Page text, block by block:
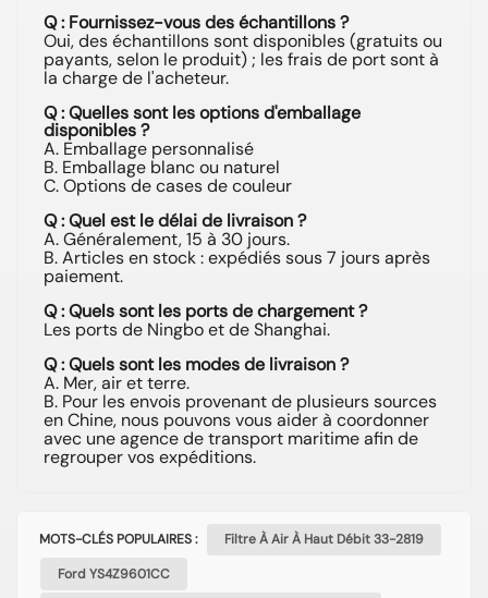
Q : Fournissez-vous des échantillons ?
Oui, des échantillons sont disponibles (gratuits ou
payants, selon le produit) ; les frais de port sont à
la charge de l'acheteur.
Q : Quelles sont les options d'emballage
disponibles ?
A. Emballage personnalisé
B. Emballage blanc ou naturel
C. Options de cases de couleur
Q : Quel est le délai de livraison ?
A. Généralement, 15 à 30 jours.
B. Articles en stock : expédiés sous 7 jours après
paiement.
Q : Quels sont les ports de chargement ?
Les ports de Ningbo et de Shanghai.
Q : Quels sont les modes de livraison ?
A. Mer, air et terre.
B. Pour les envois provenant de plusieurs sources
en Chine, nous pouvons vous aider à coordonner
avec une agence de transport maritime afin de
regrouper vos expéditions.
MOTS-CLÉS POPULAIRES :
Filtre À Air À Haut Débit 33-2819
Ford YS4Z9601CC